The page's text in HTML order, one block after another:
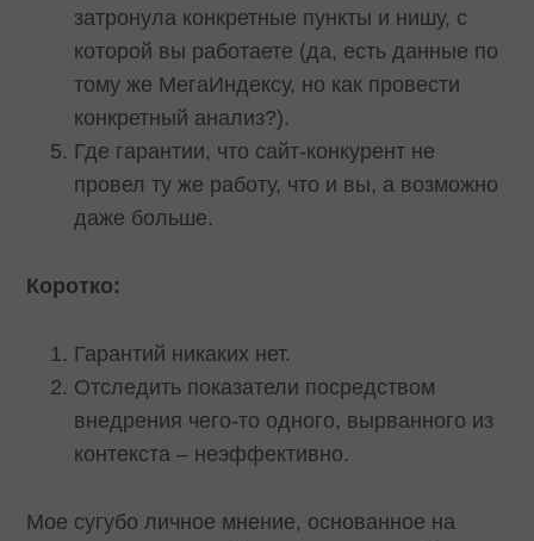
затронула конкретные пункты и нишу, с
которой вы работаете (да, есть данные по
тому же МегаИндексу, но как провести
конкретный анализ?).
Где гарантии, что сайт-конкурент не
провел ту же работу, что и вы, а возможно
даже больше.
Коротко:
Гарантий никаких нет.
Отследить показатели посредством
внедрения чего-то одного, вырванного из
контекста – неэффективно.
Мое сугубо личное мнение, основанное на